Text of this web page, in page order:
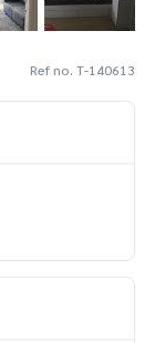
Ref no. T-140613